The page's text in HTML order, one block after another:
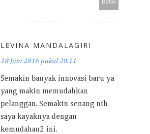
LEVINA MANDALAGIRI
18 Juni 2016 pukul 20.11
Semakin banyak innovasi baru ya
yang makin memudahkan
pelanggan. Semakin senang nih
saya kayaknya dengan
kemudahan2 ini.